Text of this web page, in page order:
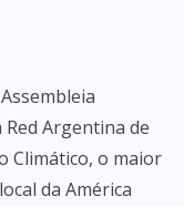
Argentina de
Climático, o maior
da América